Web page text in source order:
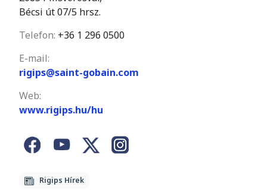
Bécsi út 07/5 hrsz.
Telefon: +36 1 296 0500
E-mail:
rigips@saint-gobain.com
Web:
www.rigips.hu/hu
Rigips Hírek